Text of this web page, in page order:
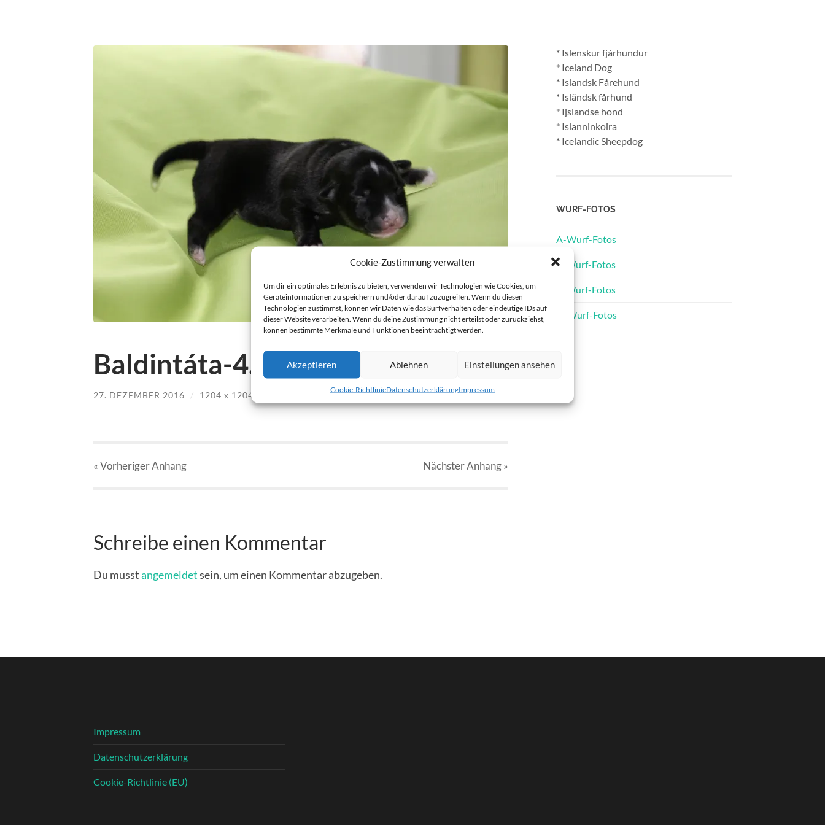
Cookie-Zustimmung verwalten
Um dir ein optimales Erlebnis zu bieten, verwenden wir Technologien wie Cookies, um
Geräteinformationen zu speichern und/oder darauf zuzugreifen. Wenn du diesen
Technologien zustimmst, können wir Daten wie das Surfverhalten oder eindeutige IDs auf
dieser Website verarbeiten. Wenn du deine Zustimmung nicht erteilst oder zurückziehst,
können bestimmte Merkmale und Funktionen beeinträchtigt werden.
Akzeptieren Ablehnen Einstellungen ansehen
Cookie-RichtlinieDatenschutzerklärungImpressum
Baldintáta-4.jpg
27. DEZEMBER 2016 / 1204 x 1204 PX
« VorherigerAnhang NächsterAnhang»
Schreibe einen Kommentar
Du musstangemeldetsein, um einen Kommentar abzugeben.
* Islenskur fjárhundur
* Iceland Dog
* Islandsk Fårehund
* Isländsk fårhund
* Ijslandse hond
* Islanninkoira
* Icelandic Sheepdog
WURF-FOTOS
A-Wurf-Fotos
B-Wurf-Fotos
C-Wurf-Fotos
D-Wurf-Fotos
Impressum
Datenschutzerklärung
Cookie-Richtlinie (EU)